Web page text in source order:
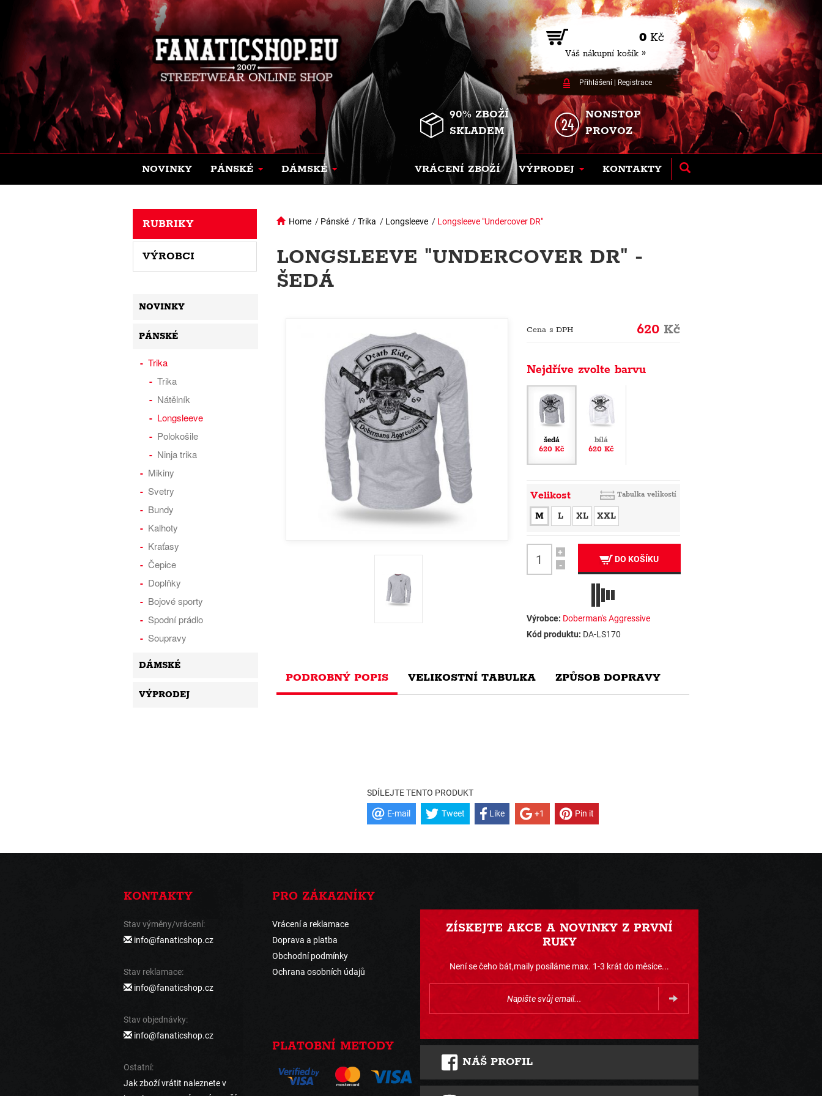
0 Kč
Váš nákupní košík »
Přihlášení| Registrace
90% ZBOŽÍ
SKLADEM
NONSTOP
PROVOZ
NOVINKY PÁNSKÉ DÁMSKÉ VRÁCENÍ ZBOŽÍ VÝPRODEJ KONTAKTY
Home / Pánské /Trika / Longsleeve / Longsleeve "Undercover DR"
LONGSLEEVE "UNDERCOVER DR" -
ŠEDÁ
Cena s DPH 620 Kč
Nejdříve zvolte barvu
šedá
620 Kč
bílá
620 Kč
Velikost Tabulka velikostí
M L XL XXL
+
-
DO KOŠÍKU
Výrobce: Doberman's Aggressive
Kód produktu: DA-LS170
PODROBNÝ POPIS VELIKOSTNÍ TABULKA ZPŮSOB DOPRAVY
SDÍLEJTE TENTO PRODUKT
E-mail Tweet Like +1 Pin it
RUBRIKY
VÝROBCI
NOVINKY
PÁNSKÉ
Trika
Trika
Nátělník
Longsleeve
Polokošile
Ninja trika
Mikiny
Svetry
Bundy
Kalhoty
Kraťasy
Čepice
Doplňky
Bojové sporty
Spodní prádlo
Soupravy
DÁMSKÉ
VÝPRODEJ
KONTAKTY
Stav výměny/vrácení:
info@fanaticshop.cz
Stav reklamace:
info@fanaticshop.cz
Stav objednávky:
info@fanaticshop.cz
Ostatní:
Jak zboží vrátit naleznete v
PRO ZÁKAZNÍKY
Vrácení a reklamace
Doprava a platba
Obchodní podmínky
Ochrana osobních údajů
PLATOBNÍ METODY
ZÍSKEJTE AKCE A NOVINKY Z PRVNÍ
RUKY
Není se čeho bát,maily posíláme max. 1-3 krát do měsíce...
NÁŠ PROFIL